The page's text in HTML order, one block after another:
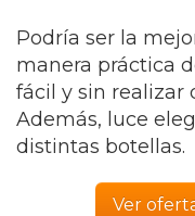
Podría ser la
manera práctica
fácil y sin realizar
Además, luce
distintas botellas.
Ver